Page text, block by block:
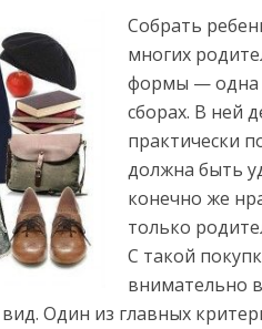
Собрать
многих
формы — одна
сборах. В ней
практически
должна быть
конечно же
только
С такой
внимательно
Один из главных